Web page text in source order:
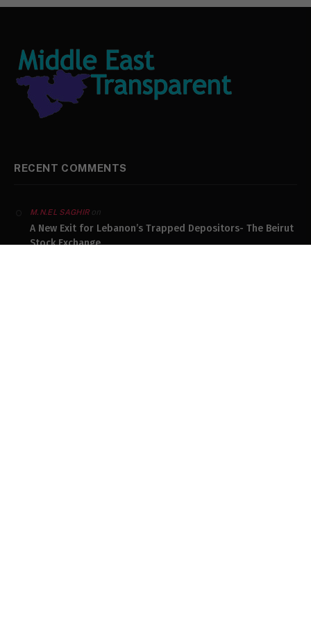
RECENT COMMENTS
M.N.EL SAGHIRon
A New Exit for Lebanon’s Trapped Depositors- The Beirut
Stock Exchange